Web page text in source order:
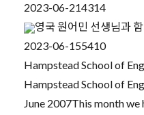
2023-06-214314
영국 원어민 선생님과
2023-06-155410
Hampstead School of
Hampstead School of
June 2007This month